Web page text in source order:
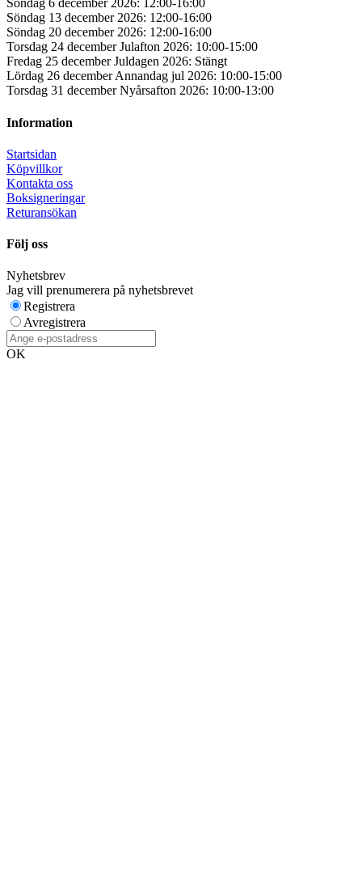
Söndag 6 december 2026: 12:00-16:00
Söndag 13 december 2026: 12:00-16:00
Söndag 20 december 2026: 12:00-16:00
Torsdag 24 december Julafton 2026: 10:00-15:00
Fredag 25 december Juldagen 2026: Stängt
Lördag 26 december Annandag jul 2026: 10:00-15:00
Torsdag 31 december Nyårsafton 2026: 10:00-13:00
Information
Startsidan
Köpvillkor
Kontakta oss
Boksigneringar
Returansökan
Följ oss
Nyhetsbrev
Jag vill prenumerera på nyhetsbrevet
Registrera
Avregistrera
OK